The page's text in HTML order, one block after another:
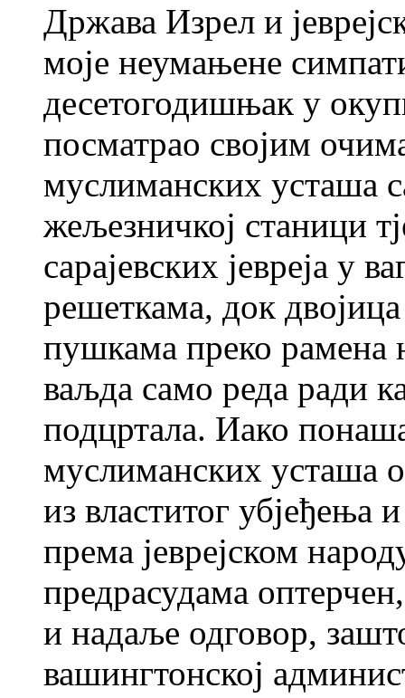
Држава Изрел и
моје неумањене
десетогодишњак у
посматрао својим
муслиманских усташа
жељезничкој станици
сарајевских јевреја у
решеткама, док
пушкама преко рамена
ваљда само реда ради
подцртала. Иако
муслиманских усташа
из властитог убјеђења
према јеврејском
предрасудама
и надаље одговор,
вашингтонској